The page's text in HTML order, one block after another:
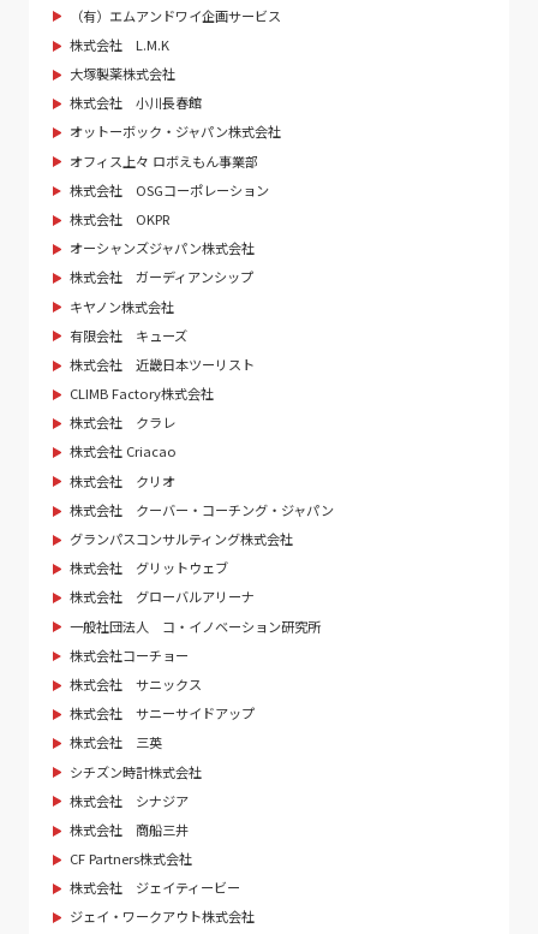
（有）エムアンドワイ企画サービス
株式会社 L.M.K
大塚製薬株式会社
株式会社 小川長春館
オットーボック・ジャパン株式会社
オフィス上々 ロボえもん事業部
株式会社 OSGコーポレーション
株式会社 OKPR
オーシャンズジャパン株式会社
株式会社 ガーディアンシップ
キヤノン株式会社
有限会社 キューズ
株式会社 近畿日本ツーリスト
CLIMB Factory株式会社
株式会社 クラレ
株式会社 Criacao
株式会社 クリオ
株式会社 クーバー・コーチング・ジャパン
グランパスコンサルティング株式会社
株式会社 グリットウェブ
株式会社 グローバルアリーナ
一般社団法人 コ・イノベーション研究所
株式会社コーチョー
株式会社 サニックス
株式会社 サニーサイドアップ
株式会社 三英
シチズン時計株式会社
株式会社 シナジア
株式会社 商船三井
CF Partners株式会社
株式会社 ジェイティービー
ジェイ・ワークアウト株式会社